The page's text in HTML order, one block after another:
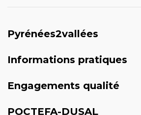
Pyrénées2vallées
Informations pratiques
Engagements qualité
POCTEFA-DUSAL